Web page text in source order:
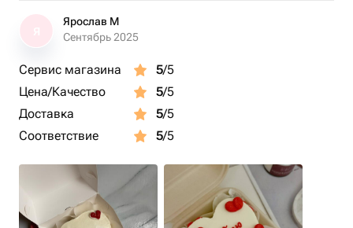
Ярослав М
Сентябрь 2025
Сервис магазина 5/5
Цена/Качество
5/5
Доставка
5/5
Соответствие
5/5